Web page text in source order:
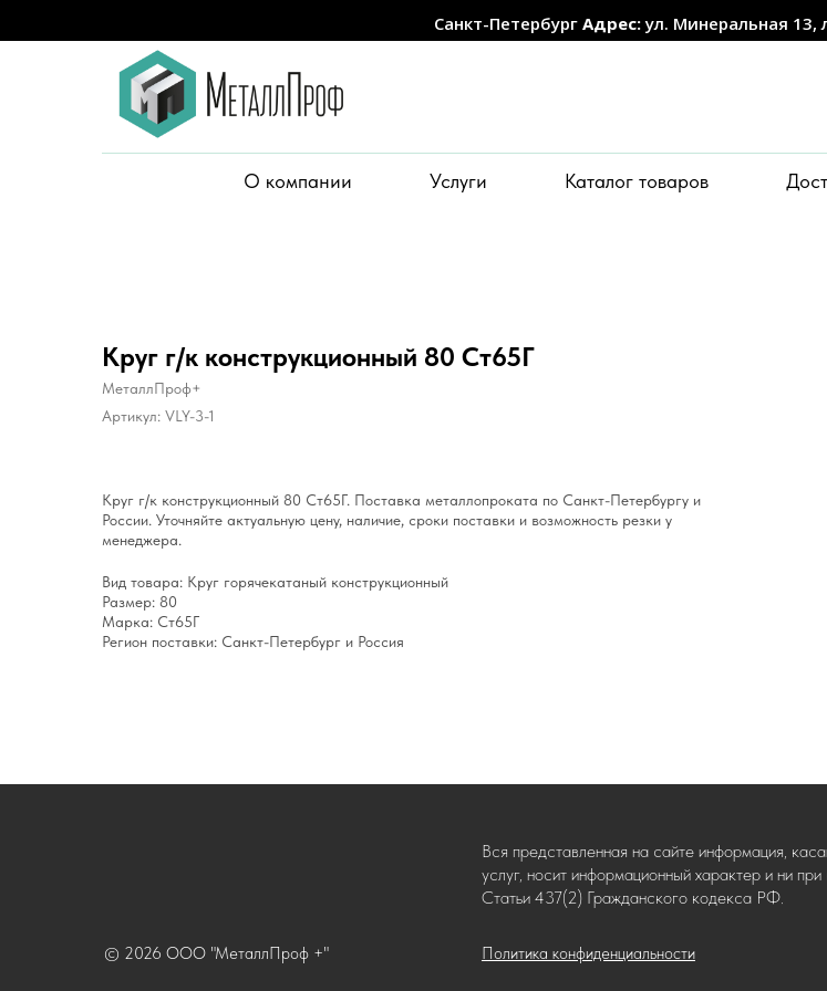
Санкт-Петербург Адрес:ул. Минеральная 13,
О компании Услуги Каталог товаров
Круг г/к конструкционный 80 Ст65Г
МеталлПроф+
Артикул: VLY-3-1
Круг г/к конструкционный 80 Ст65Г. Поставка металлопроката по Санкт-Петербургу и
России. Уточняйте актуальную цену, наличие, сроки поставки и возможность резки у
менеджера.
Вид товара: Круг горячекатаный конструкционный
Размер: 80
Марка: Ст65Г
Регион поставки: Санкт-Петербург и Россия
Политика конфиденциальности
© 2026 ООО "МеталлПроф +"
Вся представленная на сайте информация,
услуг, носит информационный характер и ни
Статьи 437(2) Гражданского кодекса РФ.